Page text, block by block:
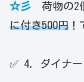
☆彡 荷物の2
に付き500円
✅ 4. ダイナー